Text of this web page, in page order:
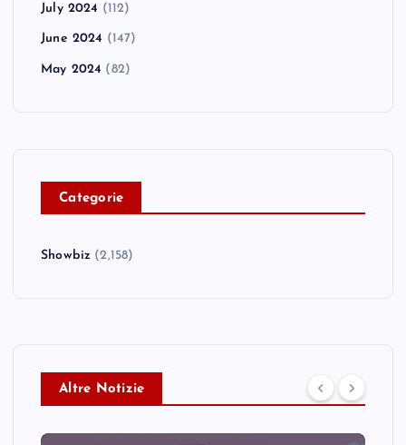
July 2024 (112)
June 2024 (147)
May 2024 (82)
Categorie
Showbiz (2,158)
Altre Notizie